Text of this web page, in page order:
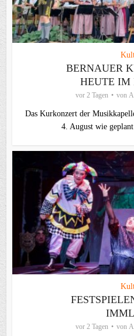
BERNAUER
HEUTE IM
vor 2 Tagen von
Das Kurkonzert der
4. August wie
vor 2 Tagen von